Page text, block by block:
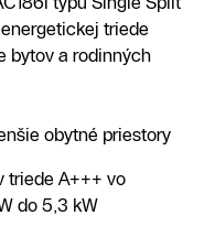
triede
bytov a rodinných
obytné priestory
triede A+++ vo
do 5,3 kW